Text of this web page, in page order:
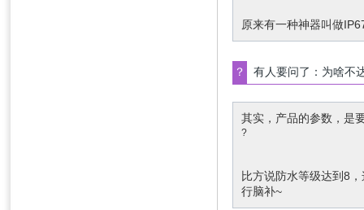
原来有一种神器叫做
？ 有人要问了：为啥不
其实，产品的参数，是
?
比方说防水等级达到8
行脑补~